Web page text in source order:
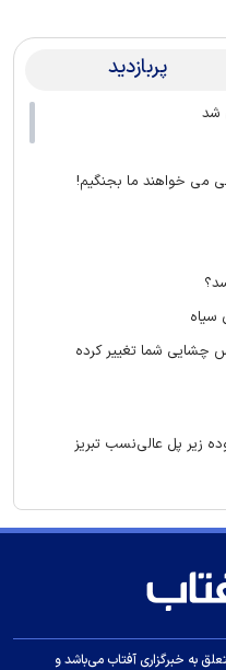
پربازدید
می خواهند ما بجنگیم!
سیاه
شما تغییر کرده
زیر پل عالی‌نسب تبریز
تنگه هرمز بی‌اهمیت خواهد
روسیه را تصویب کرد
را به تعویق انداخت
به خبرگزاری آفتاب می‌باشد و